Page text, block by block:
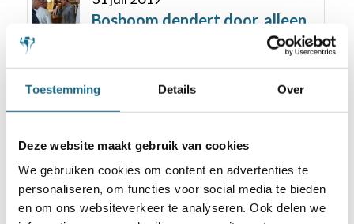
Toestemming Details Over
Deze website maakt gebruik van cookies
We gebruiken cookies om content en advertenties te
personaliseren, om functies voor social media te bieden
en om ons websiteverkeer te analyseren. Ook delen we
Bosboom dendert door, alleen
Schaken.nl wordt mede mogelijk gemaakt
door: